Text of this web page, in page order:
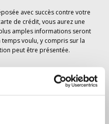
avec succès contre votre
de crédit, vous aurez une
amples informations seront
temps voulu, y compris sur la
peut être présentée.
d'annulation concernant votre
n'a pas été annulée et il est
que vous avez commandés en
du Grand Prix sont livrés.